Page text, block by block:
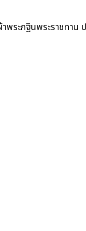
พระกฐินพระราชทาน